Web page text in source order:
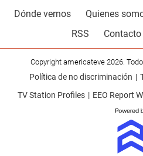
Dónde vernos Quienes
RSS
Contacto
Copyright americateve 2026.
Política de no discriminación
TV Station Profiles
EEO Report